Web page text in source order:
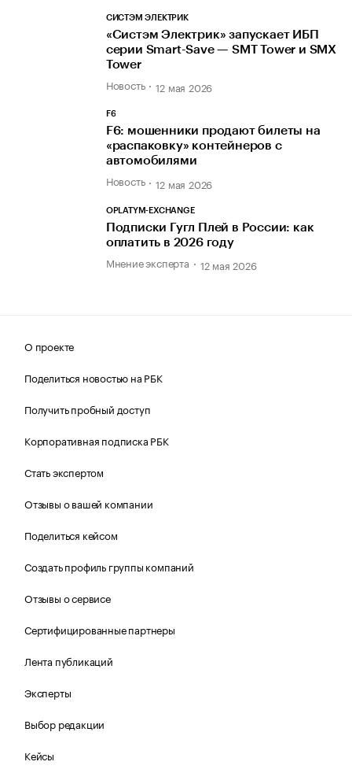
СИСТЭМ ЭЛЕКТРИК
«Систэм Электрик» запускает ИБП
серии Smart-Save — SMT Tower и SMX
Tower
Новость 12 мая 2026
F6
F6: мошенники продают билеты на
«распаковку» контейнеров с
автомобилями
Новость 12 мая 2026
OPLATYM-EXCHANGE
Подписки Гугл Плей в России: как
оплатить в 2026 году
Мнение эксперта 12 мая 2026
О проекте
Поделиться новостью на РБК
Получить пробный доступ
Корпоративная подписка РБК
Стать экспертом
Отзывы о вашей компании
Поделиться кейсом
Создать профиль группы компаний
Отзывы о сервисе
Сертифицированные партнеры
Лента публикаций
Эксперты
Выбор редакции
Кейсы